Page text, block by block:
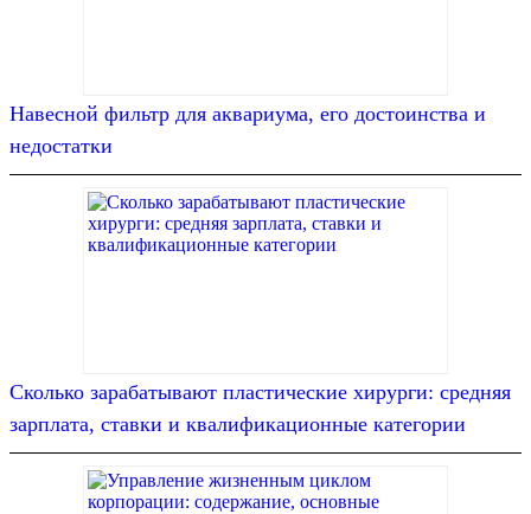
Навесной фильтр для аквариума, его достоинства и
недостатки
Сколько зарабатывают пластические хирурги: средняя
зарплата, ставки и квалификационные категории